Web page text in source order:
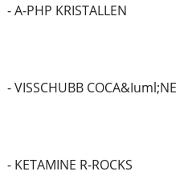
- A-PHP KRISTALLEN
- VISSCHUBB COCA&Iuml;NE
- KETAMINE R-ROCKS